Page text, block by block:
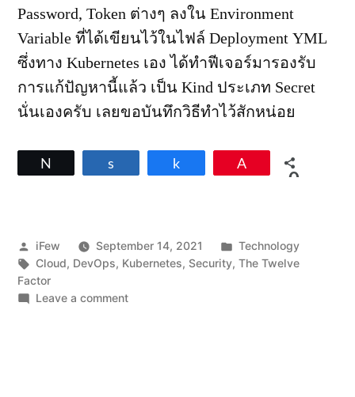
Password, Token ต่างๆ ลงใน Environment
Variable ที่ได้เขียนไว้ในไฟล์ Deployment YML
ซึ่งทาง Kubernetes เอง ได้ทำฟีเจอร์มารองรับ
การแก้ปัญหานี้แล้ว เป็น Kind ประเภท Secret
นั่นเองครับ เลยขอบันทึกวิธีทำไว้สักหน่อย
0
Posted
by
iFew September 14, 2021
Posted
in
Technology
Tags:
Cloud, DevOps, Kubernetes, Security,The Twelve
Factor
Leave a commenton